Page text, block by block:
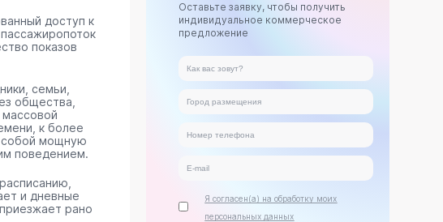
доступ к
показов
семьи,
общества,
к более
собой мощную
поведением.
и дневные
рано
Оставьте заявку, чтобы получить
индивидуальное коммерческое
предложение
Я согласен(а) на обработку моих
персональных данных